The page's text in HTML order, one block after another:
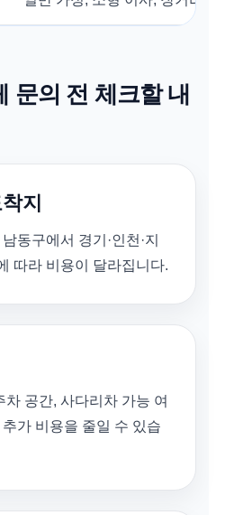
문의 전 체크할 내
지
동구에서 경기·인천·지
따라 비용이 달라집니다.
차 공간, 사다리차 가능 여
가 비용을 줄일 수 있습